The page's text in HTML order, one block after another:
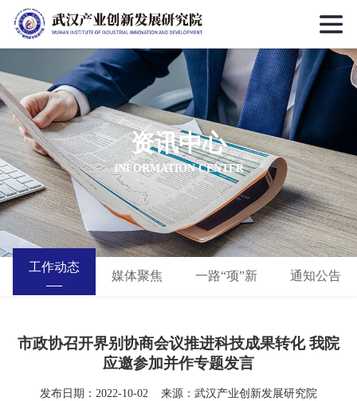
资讯中心
INFORMATION CENTER
工作动态
媒体聚焦 一路“项”新 通知公告
市政协召开界别协商会议推进科技成果转化 我院
应邀参加并作专题发言
发布日期：2022-10-02 来源：武汉产业创新发展研究院